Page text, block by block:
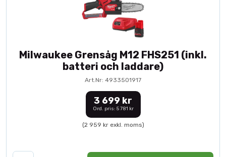
Milwaukee Grensåg M12 FHS251 (inkl.
batteri och laddare)
Art.Nr: 4933501917
3 699 kr
Ord. pris: 5 781 kr
(2 959 kr exkl. moms)